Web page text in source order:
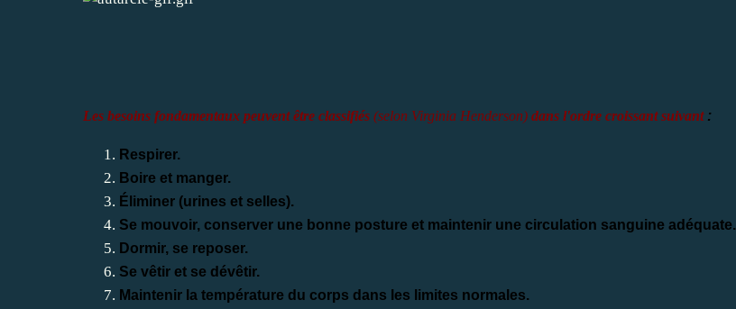
Les besoins fondamentaux peuvent être classifiés (selon Virginia Henderson) dans l'ordre croissant suivant:
Respirer.
Boire et manger.
Éliminer (urines et selles).
Se mouvoir, conserver une bonne posture et maintenir une circulation sanguine adéquate.
Dormir, se reposer.
Se vêtir et se dévêtir.
Maintenir la température du corps dans les limites normales.